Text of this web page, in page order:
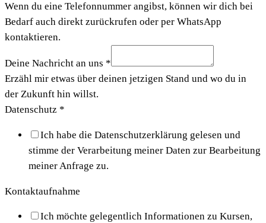
Wenn du eine Telefonnummer angibst, können wir dich bei
Bedarf auch direkt zurückrufen oder per WhatsApp
kontaktieren.
Deine Nachricht an uns *
Erzähl mir etwas über deinen jetzigen Stand und wo du in
der Zukunft hin willst.
Datenschutz *
Ich habe die Datenschutzerklärung gelesen und
stimme der Verarbeitung meiner Daten zur Bearbeitung
meiner Anfrage zu.
Kontaktaufnahme
Ich möchte gelegentlich Informationen zu Kursen,